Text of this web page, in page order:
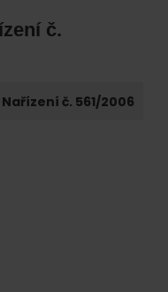
č.
Nařízení č. 561/2006